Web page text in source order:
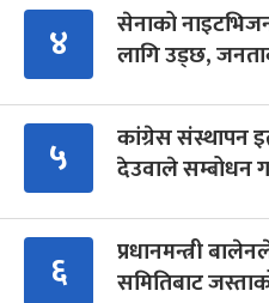
४
सेनाको
लागि उड्छ,
५
कांग्रेस संस्थापन
देउवाले सम्बोधन
६
प्रधानमन्त्री
समितिबाट